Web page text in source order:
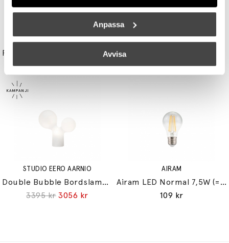
Anpassa
Avvisa
Reflektor MR11 28W (=35W) GU10
149 kr
179 kr
STUDIO EERO AARNIO
Double Bubble Bordslampa Small
3395 kr 3056 kr
AIRAM
Airam LED Normal 7,5W (=60W) E27
109 kr